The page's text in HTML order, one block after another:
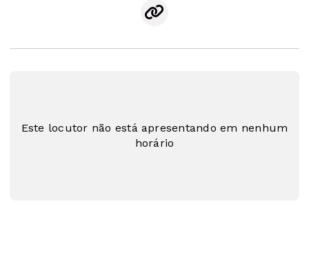
Este locutor não está apresentando em nenhum
horário